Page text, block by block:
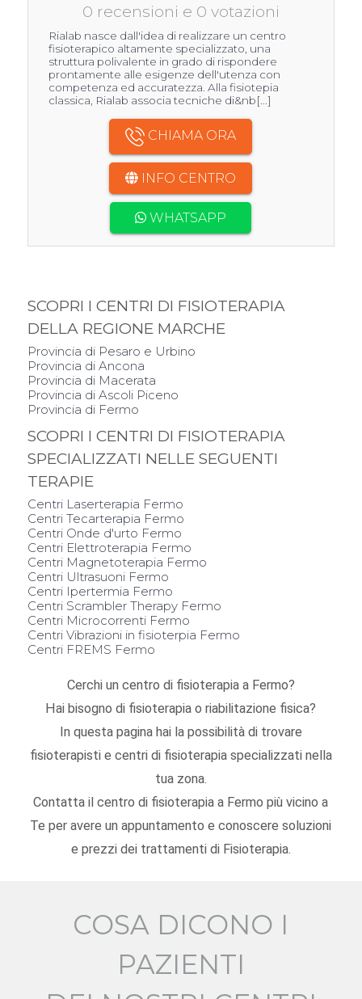
0 recensioni e 0 votazioni
Rialab nasce dall'idea di realizzare un centro
fisioterapico altamente specializzato, una
struttura polivalente in grado di rispondere
prontamente alle esigenze dell'utenza con
competenza ed accuratezza. Alla fisiotepia
classica, Rialab associa tecniche di&nb[...]
CHIAMA ORA
INFO CENTRO
WHATSAPP
SCOPRI I CENTRI DI FISIOTERAPIA
DELLA REGIONE MARCHE
Provincia di Pesaro e Urbino
Provincia di Ancona
Provincia di Macerata
Provincia di Ascoli Piceno
Provincia di Fermo
SCOPRI I CENTRI DI FISIOTERAPIA
SPECIALIZZATI NELLE SEGUENTI
TERAPIE
Centri Laserterapia Fermo
Centri Tecarterapia Fermo
Centri Onde d'urto Fermo
Centri Elettroterapia Fermo
Centri Magnetoterapia Fermo
Centri Ultrasuoni Fermo
Centri Ipertermia Fermo
Centri Scrambler Therapy Fermo
Centri Microcorrenti Fermo
Centri Vibrazioni in fisioterpia Fermo
Centri FREMS Fermo
Cerchi un centro di fisioterapia a Fermo?
Hai bisogno di fisioterapia o riabilitazione fisica?
In questa pagina hai la possibilità di trovare
fisioterapisti e centri di fisioterapia specializzati nella
tua zona.
Contatta il centro di fisioterapia a Fermo più vicino a
Te per avere un appuntamento e conoscere soluzioni
e prezzi dei trattamenti di Fisioterapia.
COSA DICONO I
PAZIENTI